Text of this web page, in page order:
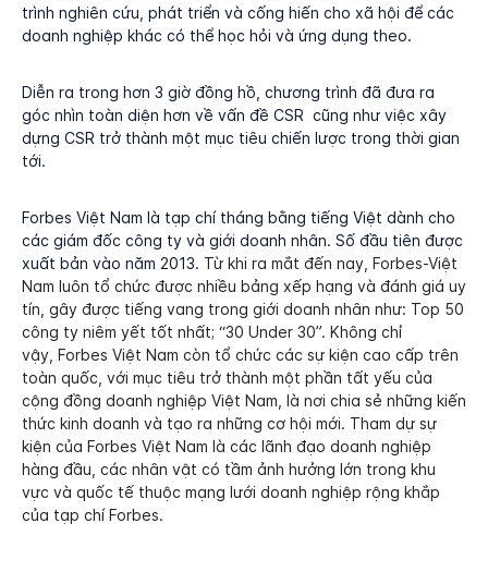
trình nghiên cứu, phát triển và cống hiến cho xã hội để các
doanh nghiệp khác có thể học hỏi và ứng dụng theo.
Diễn ra trong hơn 3 giờ đồng hồ, chương trình đã đưa ra
góc nhìn toàn diện hơn về vấn đề CSR cũng như việc xây
dựng CSR trở thành một mục tiêu chiến lược trong thời gian
tới.
Forbes Việt Nam là tạp chí tháng bằng tiếng Việt dành cho
các giám đốc công ty và giới doanh nhân. Số đầu tiên được
xuất bản vào năm 2013. Từ khi ra mắt đến nay, Forbes-Việt
Nam luôn tổ chức được nhiều bảng xếp hạng và đánh giá uy
tín, gây được tiếng vang trong giới doanh nhân như: Top 50
công ty niêm yết tốt nhất; “30 Under 30”. Không chỉ
vậy, Forbes Việt Nam còn tổ chức các sự kiện cao cấp trên
toàn quốc, với mục tiêu trở thành một phần tất yếu của
cộng đồng doanh nghiệp Việt Nam, là nơi chia sẻ những kiến
thức kinh doanh và tạo ra những cơ hội mới. Tham dự sự
kiện của Forbes Việt Nam là các lãnh đạo doanh nghiệp
hàng đầu, các nhân vật có tầm ảnh hưởng lớn trong khu
vực và quốc tế thuộc mạng lưới doanh nghiệp rộng khắp
của tạp chí Forbes.